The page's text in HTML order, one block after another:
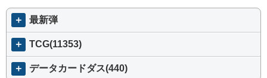
＋ 最新弾
＋ TCG(11353)
＋ データカードダス(440)